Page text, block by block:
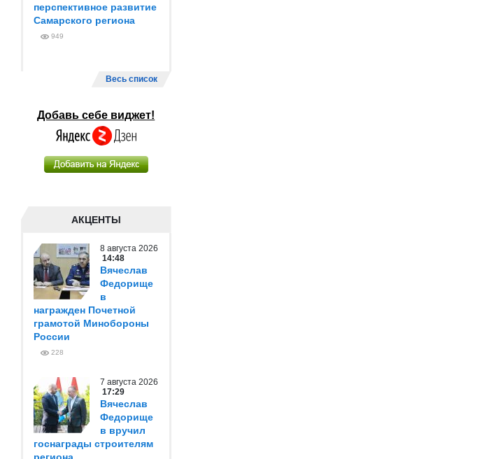
перспективное развитие
Самарского региона
949
Весь список
Добавь себе виджет!
АКЦЕНТЫ
8 августа 2026
14:48
Вячеслав
Федорище
в
награжден Почетной
грамотой Минобороны
России
228
7 августа 2026
17:29
Вячеслав
Федорище
в вручил
госнаграды строителям
региона